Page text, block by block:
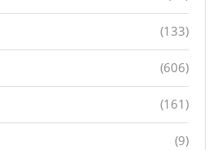
(133)
(606)
(161)
(9)